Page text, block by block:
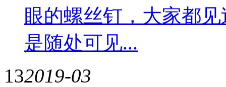
眼的螺丝钉，大家都
是随处可见...
132019-03